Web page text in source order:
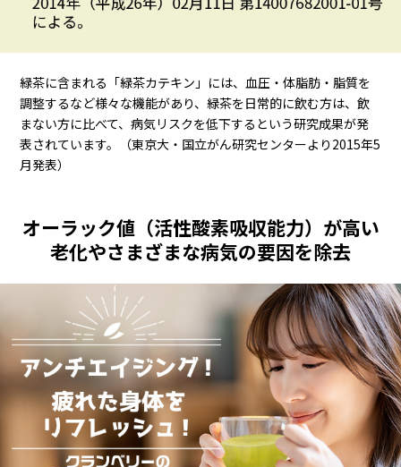
緑茶に含まれる「緑茶カテキン」には、血圧・体脂肪・脂質を
調整するなど様々な機能があり、緑茶を日常的に飲む方は、飲
まない方に比べて、病気リスクを低下するという研究成果が発
表されています。（東京大・国立がん研究センターより2015年5
月発表）
オーラック値（活性酸素吸収能力）が高い
老化やさまざまな病気の要因を除去